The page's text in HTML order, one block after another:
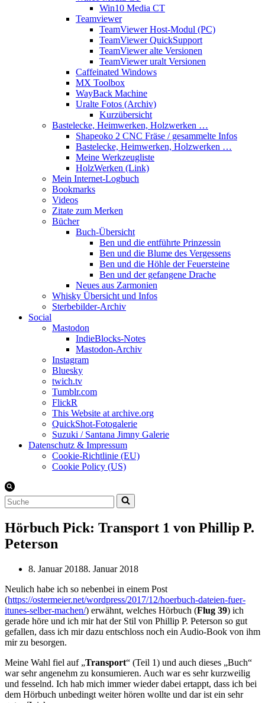
Win10 Media CT
Teamviewer
TeamViewer Host-Modul (PC)
TeamViewer QuickSupport
TeamViewer alte Versionen
TeamViewer uralt Versionen
Caffeinated Windows
MX Toolbox
WayBack Machine
Uralte Fotos (Archiv)
Kurzübersicht
Bastelecke, Heimwerken, Holzwerken …
Shapeoko 2 CNC Fräse / gesammelte Infos
Bastelecke, Heimwerken, Holzwerken …
Meine Werkzeugliste
HolzWerken (Link)
Mein Internet-Logbuch
Bookmarks
Videos
Zitate zum Merken
Bücher
Buch-Übersicht
Ben und die entführte Prinzessin
Ben und die Blume des Vergessens
Ben und die Höhle der Feuersteine
Ben und der gefangene Drache
Neues aus Zarmonien
Whisky Übersicht und Infos
Sterbebilder-Archiv
Social
Mastodon
IndieBlocks-Notes
Mastodon-Archiv
Instagram
Bluesky
twich.tv
Tumblr.com
FlickR
This Website at archive.org
QuickShot-Fotogalerie
Suzuki / Santana Jimny Galerie
Datenschutz & Impressum
Cookie-Richtlinie (EU)
Cookie Policy (US)
Suchen
nach …
Hörbuch Pick: Transport 1 von Phillip P.
Peterson
8. Januar 20188. Januar 2018
Neulich habe ich so nebenbei in einem Post
(https://ostermeier.net/wordpress/2017/12/hoerbuch-dateien-fuer-
itunes-selber-machen/) erwähnt, welches Hörbuch (Flug 39) ich
gerade höre und ich mir hat der Stil von Phillip P. Peterson so gut
gefallen, dass ich mir dazu entschloss noch ein Audio-Book von ihm
mir zu besorgen.
Meine Wahl fiel auf „Transport“ (Teil 1) und auch dieses „Buch“
war sehr angenehm zu konsumieren. Auch war es sehr kurzweilig
und fesselnd. Ich hab mich immer wieder dabei ertappt, dass ich bei
dem Hörbuch unbedingt weiter hören wollte und dar ist ein sehr